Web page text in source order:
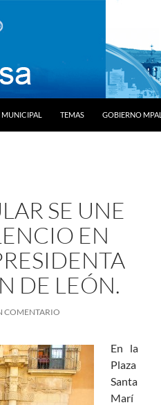
TEMAS GOBIERNO MPAL
SE UNE
EN
DE LEÓN.
COMENTARIO
En la
Plaza
Santa
Marí